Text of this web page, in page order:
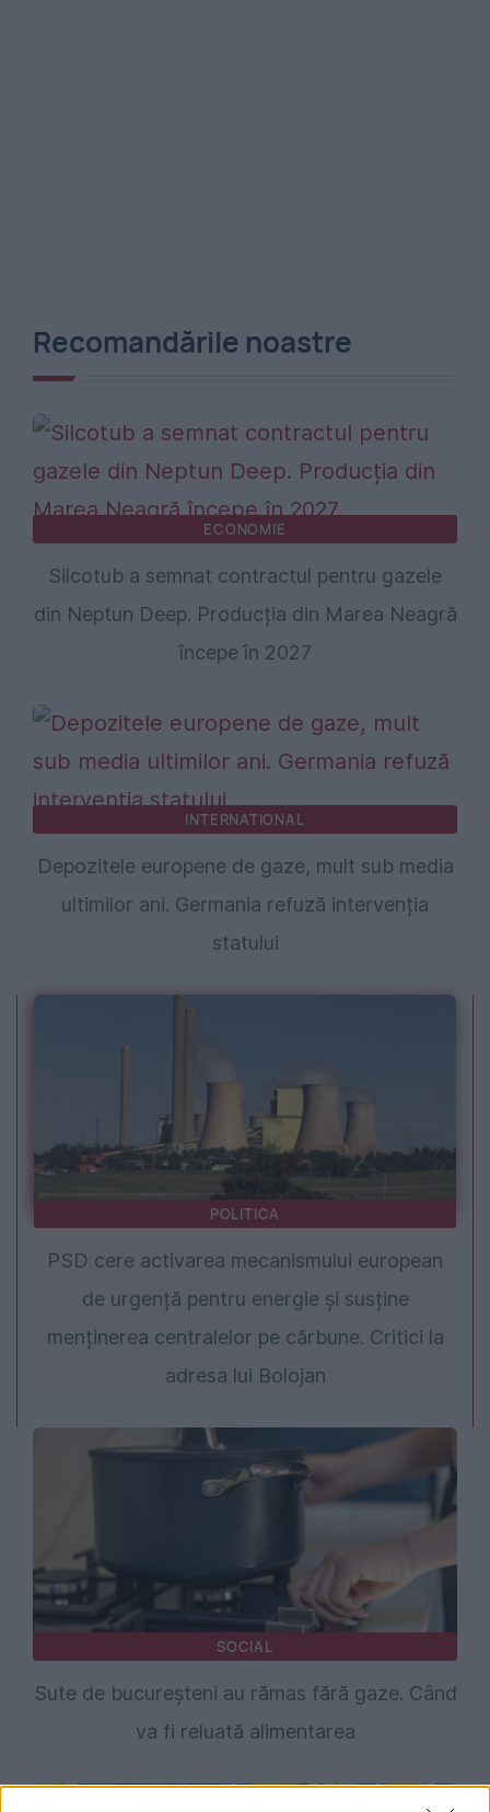
Recomandările noastre
ECONOMIE
Silcotub a semnat contractul pentru gazele
din Neptun Deep. Producția din Marea Neagră
începe în 2027
INTERNATIONAL
Depozitele europene de gaze, mult sub media
ultimilor ani. Germania refuză intervenția
statului
POLITICA
PSD cere activarea mecanismului european
de urgență pentru energie și susține
menținerea centralelor pe cărbune. Critici la
adresa lui Bolojan
SOCIAL
Sute de bucureșteni au rămas fără gaze. Când
va fi reluată alimentarea